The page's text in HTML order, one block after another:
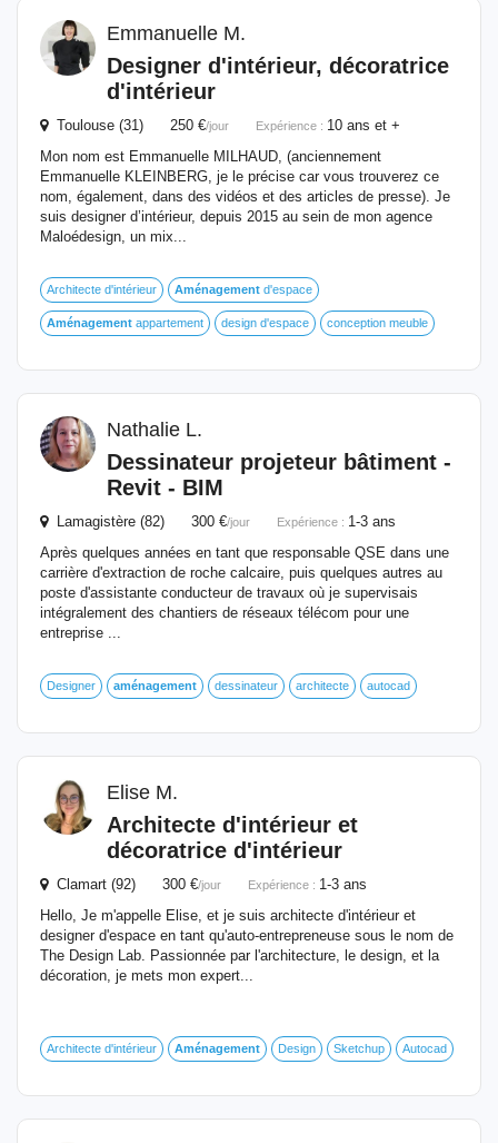
Emmanuelle M.
Designer d'intérieur, décoratrice
d'intérieur
Toulouse (31) 250 €/jour Expérience : 10 ans et +
Mon nom est Emmanuelle MILHAUD, (anciennement
Emmanuelle KLEINBERG, je le précise car vous trouverez ce
nom, également, dans des vidéos et des articles de presse). Je
suis designer d’intérieur, depuis 2015 au sein de mon agence
Maloédesign, un mix...
Architecte d'intérieur Aménagement d'espace
Aménagement appartement design d'espace conception meuble
Nathalie L.
Dessinateur projeteur bâtiment -
Revit - BIM
Lamagistère (82) 300 €/jour Expérience : 1-3 ans
Après quelques années en tant que responsable QSE dans une
carrière d'extraction de roche calcaire, puis quelques autres au
poste d'assistante conducteur de travaux où je supervisais
intégralement des chantiers de réseaux télécom pour une
entreprise ...
Designer aménagement dessinateur architecte autocad
Elise M.
Architecte d'intérieur et
décoratrice d'intérieur
Clamart (92) 300 €/jour Expérience : 1-3 ans
Hello, Je m'appelle Elise, et je suis architecte d'intérieur et
designer d'espace en tant qu'auto-entrepreneuse sous le nom de
The Design Lab. Passionnée par l'architecture, le design, et la
décoration, je mets mon expert...
Architecte d'intérieur Aménagement Design Sketchup Autocad